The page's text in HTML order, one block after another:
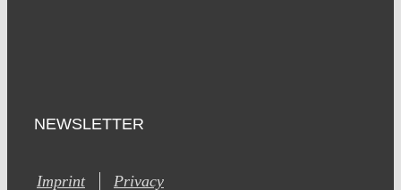
NEWSLETTER
Imprint Privacy